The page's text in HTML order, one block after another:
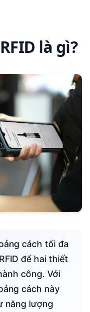
là gì?
để hai thiết
công. Với
cách này
năng lượng